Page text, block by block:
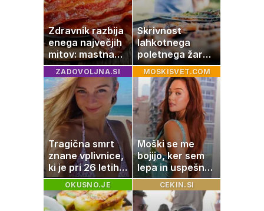
Zdravnik razbija
enega največjih
mitov: mastna
jetra ne
nastanejo zaradi
slanine, temveč
zaradi živila, ki
ga imamo vsi
radi
Skrivnost
lahkotnega
poletnega žara,
po katerem ne
boste
potrebovali
popoldanskega
spanca
ZADOVOLJNA.SI
Tragična smrt
znane vplivnice,
ki je pri 26 letih
izgubila boj z
boleznijo
MOSKISVET.COM
Moški se me
bojijo, ker sem
lepa in uspešna:
Misica razkrila,
zakaj je še
vedno samska
OKUSNO.JE CEKIN.SI